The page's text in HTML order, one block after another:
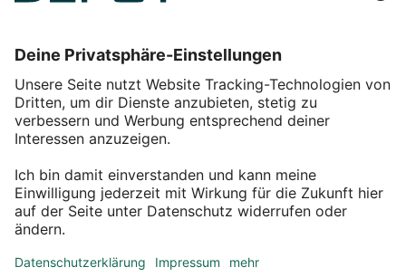
Service
Über DEPOT
Kontakt